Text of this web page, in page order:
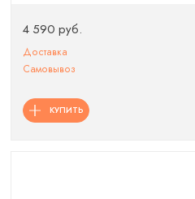
4 590 руб.
Доставка
Самовывоз
КУПИТЬ